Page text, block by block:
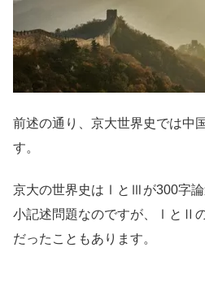
前述の通り、京大世界史では中
す。
京大の世界史はⅠとⅢが300字
小記述問題なのですが、ⅠとⅡ
だったこともあります。